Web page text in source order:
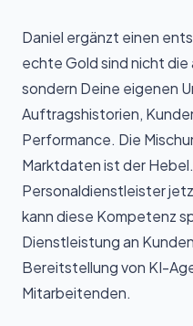
Daniel ergänzt einen
echte Gold sind nicht
sondern Deine eigenen
Auftragshistorien,
Performance. Die
Marktdaten ist der
Personaldienstleister
kann diese Kompetenz
Dienstleistung an
Bereitstellung von KI-
Mitarbeitenden.